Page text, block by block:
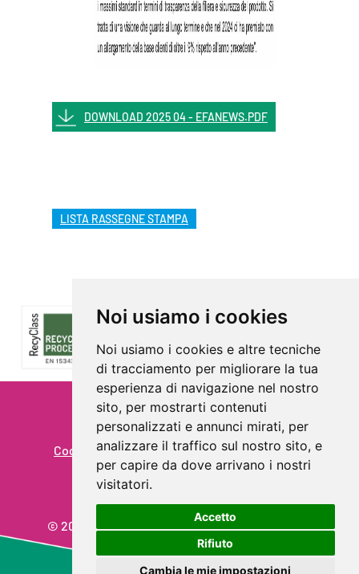
Noi usiamo i cookies
Noi usiamo i cookies e altre tecniche
di tracciamento per migliorare la tua
esperienza di navigazione nel nostro
sito, per mostrarti contenuti
personalizzati e annunci mirati, per
analizzare il traffico sul nostro sito, e
per capire da dove arrivano i nostri
visitatori.
Accetto
Rifiuto
Cambia le mie impostazioni
DOWNLOAD 2025 04 - EFANEWS.PDF
LISTA RASSEGNE STAMPA
Privacy
Cookie Policy - Rivedi le tue scelte sui cookie
Prevenzione reati
© 2026 Aliplast spa - Partita IVA: IT03819031208
powered by Aipem